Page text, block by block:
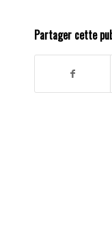
Partager cette